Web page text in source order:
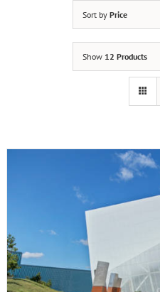
Sort by Price
Show 12 Products